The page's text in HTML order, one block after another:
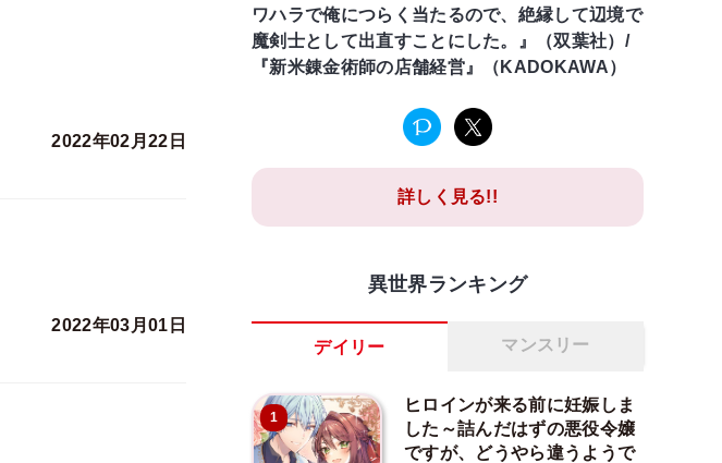
2022年02月22日
2022年03月01日
ワハラで俺につらく当たるので、絶縁して辺境で
魔剣士として出直すことにした。』（双葉社）/
『新米錬金術師の店舗経営』（KADOKAWA）
詳しく見る!!
異世界ランキング
デイリー マンスリー
1
ヒロインが来る前に妊娠しま
した～詰んだはずの悪役令嬢
ですが、どうやら違うようで